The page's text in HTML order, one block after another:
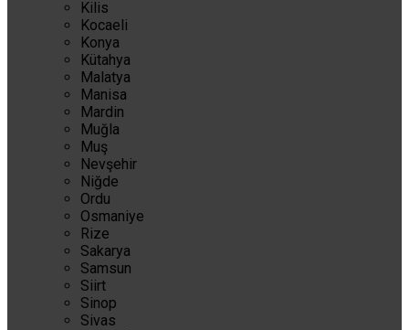
Kilis
Kocaeli
Konya
Kütahya
Malatya
Manisa
Mardin
Muğla
Muş
Nevşehir
Niğde
Ordu
Osmaniye
Rize
Sakarya
Samsun
Siirt
Sinop
Sivas